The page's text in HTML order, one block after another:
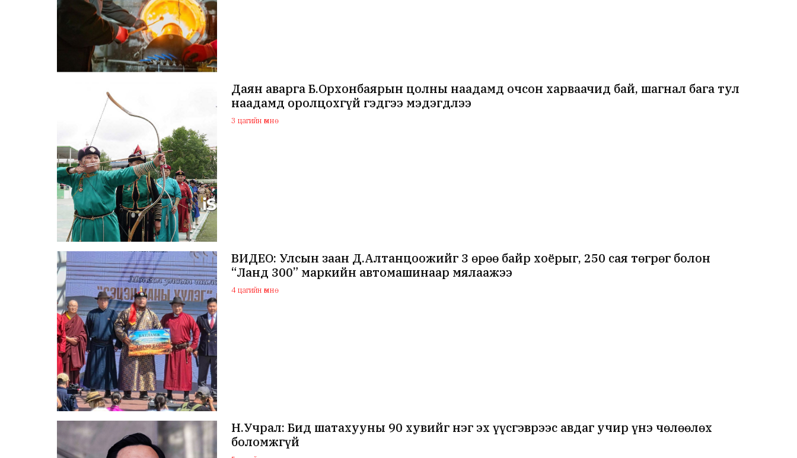
Даян аварга Б.Орхонбаярын цолны наадамд очсон харваачид бай, шагнал бага тул
наадамд оролцохгүй гэдгээ мэдэгдлээ
3 цагийн өмнө
ВИДЕО: Улсын заан Д.Алтанцоожийг 3 өрөө байр хоёрыг, 250 сая төгрөг болон
“Ланд 300” маркийн автомашинаар мялаажээ
4 цагийн өмнө
Н.Учрал: Бид шатахууны 90 хувийг нэг эх үүсгэврээс авдаг учир үнэ чөлөөлөх
боломжгүй